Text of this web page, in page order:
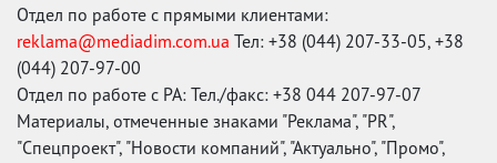
Отдел по работе с прямыми клиентами:
reklama@mediadim.com.ua Тел: +38 (044) 207-33-05, +38
(044) 207-97-00
Отдел по работе с РА: Тел./факс: +38 044 207-97-07
Материалы, отмеченные знаками "Реклама", "PR",
"Спецпроект", "Новости компаний", "Актуально", "Промо",